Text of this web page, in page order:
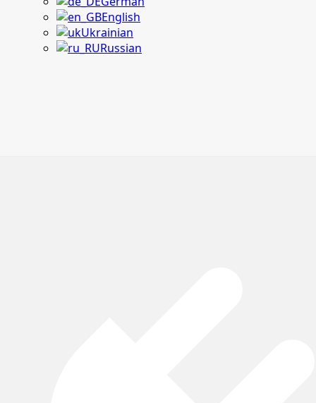
English
Ukrainian
Russian